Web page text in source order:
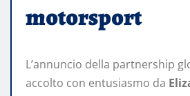
motorsport
L’annuncio della partnership
accolto con entusiasmo da